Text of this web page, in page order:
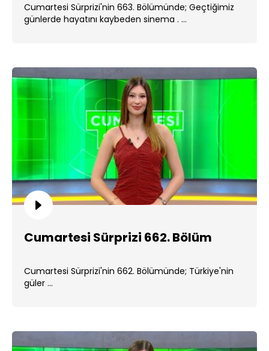
Cumartesi Sürprizi'nin 663. Bölümünde; Geçtiğimiz
günlerde hayatını kaybeden sinema . ...
Cumartesi Sürprizi 662. Bölüm
Cumartesi Sürprizi'nin 662. Bölümünde; Türkiye'nin
güler ...